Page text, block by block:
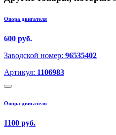
Опора двигателя
600 руб.
Заводской номер: 96535402
Артикул: 1106983
Опора двигателя
1100 руб.